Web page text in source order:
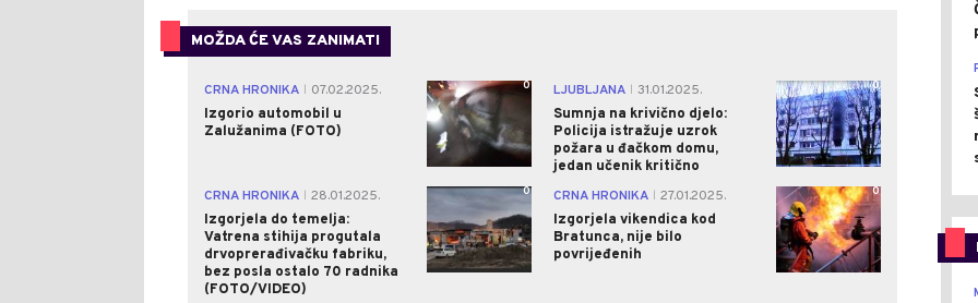
MOŽDA ĆE VAS ZANIMATI
CRNA HRONIKA
07.02.2025.
Izgorio automobil u
Zalužanima (FOTO)
0 LJUBLJANA
31.01.2025.
Sumnja na krivično djelo:
Policija istražuje uzrok
požara u đačkom domu,
jedan učenik kritično
0
CRNA HRONIKA
28.01.2025.
Izgorjela do temelja:
Vatrena stihija progutala
drvoprerađivačku fabriku,
bez posla ostalo 70 radnika
(FOTO/VIDEO)
0 CRNA HRONIKA
27.01.2025.
Izgorjela vikendica kod
Bratunca, nije bilo
povrijeđenih
0